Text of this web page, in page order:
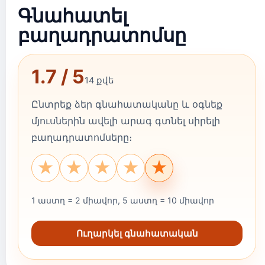
Գնահատել
բաղադրատոմսը
1.7 / 514 քվե
Ընտրեք ձեր գնահատականը և օգնեք
մյուսներին ավելի արագ գտնել սիրելի
բաղադրատոմսերը։
★
★
★
★
★
1 աստղ = 2 միավոր, 5 աստղ = 10 միավոր
Ուղարկել գնահատական